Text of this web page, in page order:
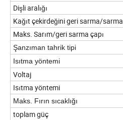
Dişli aralığı
Kağıt çekirdeğini geri sarma/sarma
Maks. Sarım/geri sarma çapı
Şanzıman tahrik tipi
Isıtma yöntemi
Voltaj
Isıtma yöntemi
Maks. Fırın sıcaklığı
toplam güç